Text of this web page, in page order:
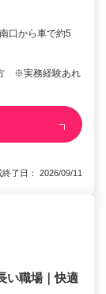
口から車で約5
※実務経験あれ
了日： 2026/09/11
い職場｜快適